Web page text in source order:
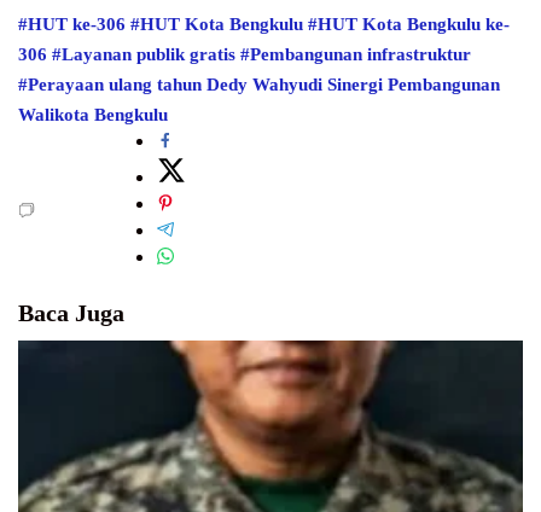
#HUT ke-306 #HUT Kota Bengkulu #HUT Kota Bengkulu ke-
306 #Layanan publik gratis #Pembangunan infrastruktur
#Perayaan ulang tahun Dedy Wahyudi Sinergi Pembangunan
Walikota Bengkulu
Baca Juga